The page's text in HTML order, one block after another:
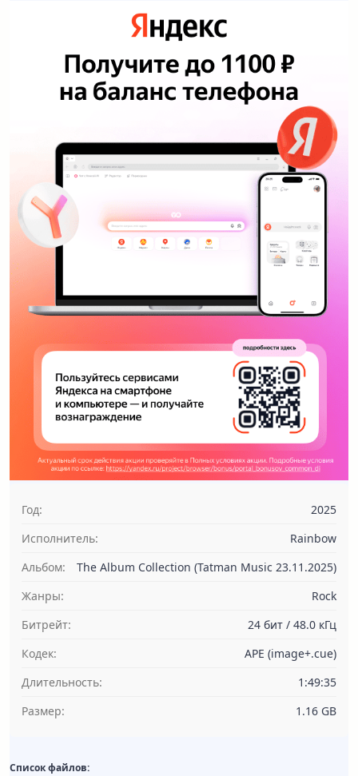
Год:
2025
Исполнитель:
Rainbow
Альбом:
The Album Collection (Tatman Music 23.11.2025)
Жанры:
Rock
Битрейт:
24 бит / 48.0 кГц
Кодек:
APE (image+.cue)
Длительность:
1:49:35
Размер:
1.16 GB
Список файлов: